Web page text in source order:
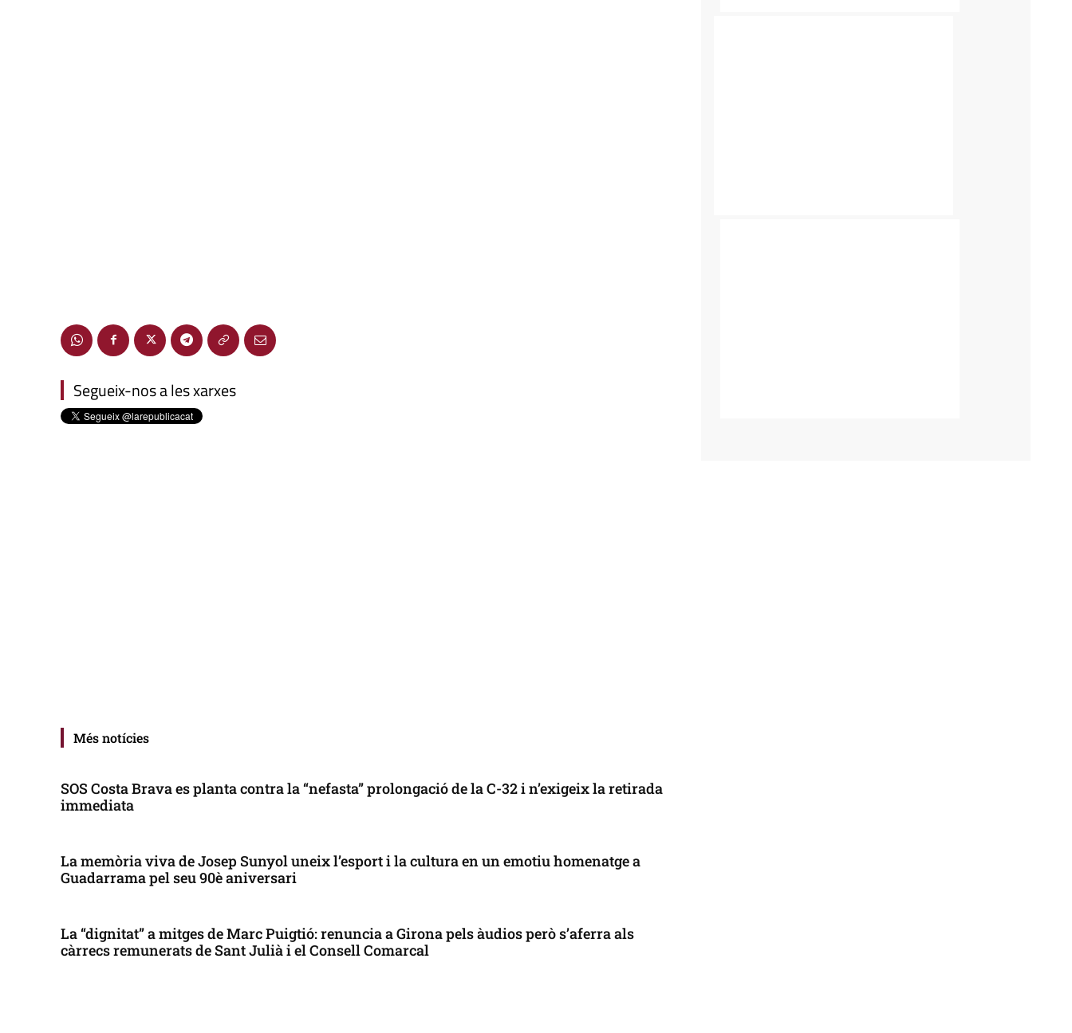
Segueix-nos a les xarxes
Més notícies
SOS Costa Brava es planta contra la “nefasta” prolongació de la C-32 i n’exigeix la retirada
immediata
La memòria viva de Josep Sunyol uneix l’esport i la cultura en un emotiu homenatge a
Guadarrama pel seu 90è aniversari
La “dignitat” a mitges de Marc Puigtió: renuncia a Girona pels àudios però s’aferra als
càrrecs remunerats de Sant Julià i el Consell Comarcal